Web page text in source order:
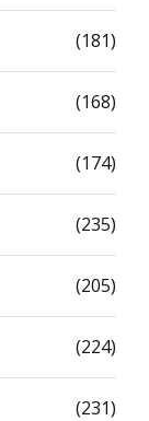
(181)
(168)
(174)
(235)
(205)
(224)
(231)